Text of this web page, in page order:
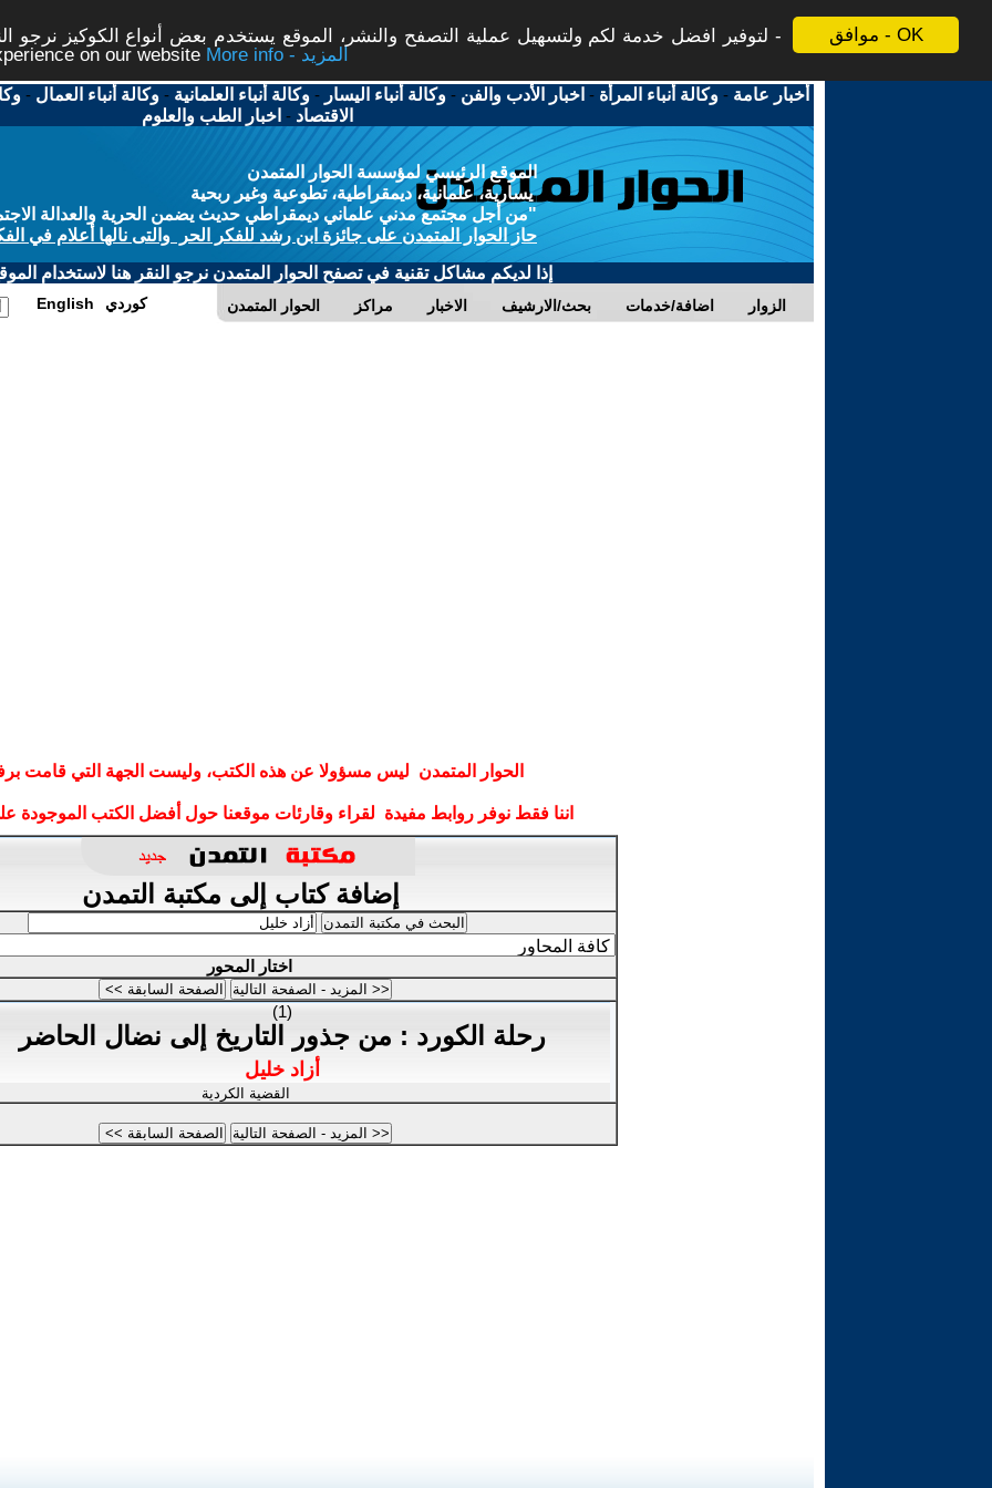
موافق - OK
لتوفير افضل خدمة لكم ولتسهيل عملية التصفح والنشر، الموقع يستخدم بعض أنواع الكوكيز نرجو
on our website
More info - المزيد
أخبار عامة -وكالة أنباء المرأة - اخبار الأدب والفن -وكالة أنباء اليسار -وكالة أنباء العلمانية -وكالة أنباء العمال -
الاقتصاد - اخبار الطب والعلوم
الموقع الرئيسي لمؤسسة الحوار المتمدن
يسارية، علمانية، ديمقراطية، تطوعية وغير ربحية
"من أجل مجتمع مدني علماني ديمقراطي حديث يضمن الحرية والعدالة
حاز الحوار المتمدن على جائزة ابن رشد للفكر الحر والتى نالها أعلام في
إذا لديكم مشاكل تقنية في تصفح الحوار المتمدن نرجو النقر هنا لاستخدام
الحوار المتمدن مراكز الاخبار بحث/الارشيف اضافة/خدمات الزوار English كوردي
الحوار المتمدن ليس مسؤولا عن هذه الكتب، وليست الجهة التي قامت
اننا فقط نوفر روابط مفيدة لقراء وقارئات موقعنا حول أفضل الكتب الموجودة
اختار المحور
(1)
رحلة الكورد : من جذور التاريخ إلى نضال الحاضر
أزاد خليل
القضية الكردية